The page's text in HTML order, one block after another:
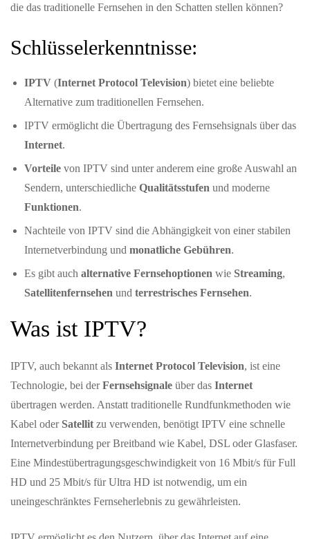
die das traditionelle Fernsehen in den Schatten stellen können?
Schlüsselerkenntnisse:
IPTV (Internet Protocol Television) bietet eine beliebte
Alternative zum traditionellen Fernsehen.
IPTV ermöglicht die Übertragung des Fernsehsignals über das
Internet.
Vorteile von IPTV sind unter anderem eine große Auswahl an
Sendern, unterschiedliche Qualitätsstufen und moderne
Funktionen.
Nachteile von IPTV sind die Abhängigkeit von einer stabilen
Internetverbindung und monatliche Gebühren.
Es gibt auch alternative Fernsehoptionen wie Streaming,
Satellitenfernsehen und terrestrisches Fernsehen.
Was ist IPTV?
IPTV, auch bekannt als Internet Protocol Television, ist eine
Technologie, bei derFernsehsignale über das Internet
übertragen werden. Anstatt traditionelle Rundfunkmethoden wie
Kabel oder Satellit zu verwenden, benötigt IPTV eine schnelle
Internetverbindung per Breitband wie Kabel, DSL oder Glasfaser.
Eine Mindestübertragungsgeschwindigkeit von 16 Mbit/s für Full
HD und 25 Mbit/s für Ultra HD ist notwendig, um ein
uneingeschränktes Fernseherlebnis zu gewährleisten.